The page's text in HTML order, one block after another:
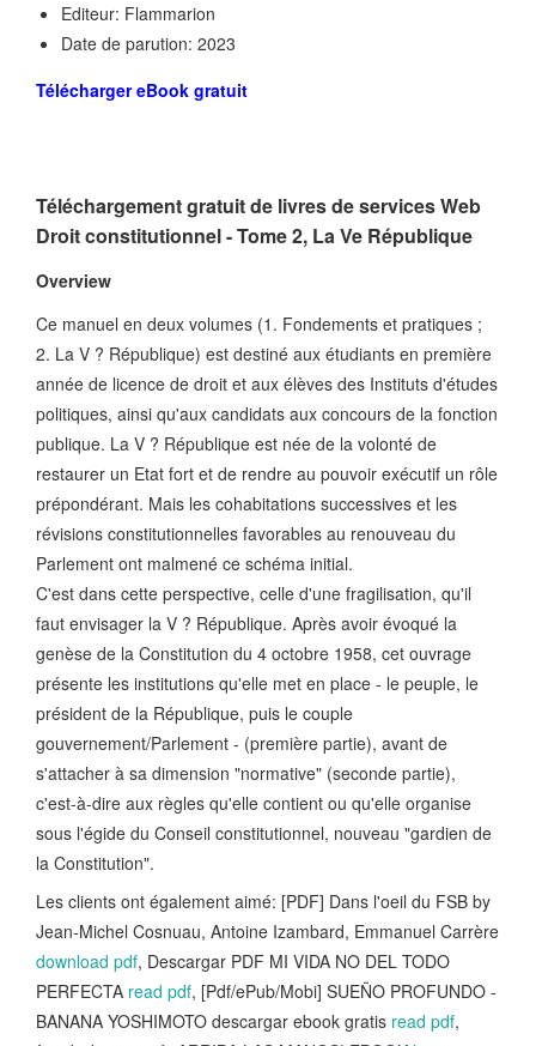
Editeur: Flammarion
Date de parution: 2023
Télécharger eBook gratuit
Téléchargement gratuit de livres de services Web
Droit constitutionnel - Tome 2, La Ve République
Overview
Ce manuel en deux volumes (1. Fondements et pratiques ;
2. La V ? République) est destiné aux étudiants en première
année de licence de droit et aux élèves des Instituts d'études
politiques, ainsi qu'aux candidats aux concours de la fonction
publique. La V ? République est née de la volonté de
restaurer un Etat fort et de rendre au pouvoir exécutif un rôle
prépondérant. Mais les cohabitations successives et les
révisions constitutionnelles favorables au renouveau du
Parlement ont malmené ce schéma initial.
C'est dans cette perspective, celle d'une fragilisation, qu'il
faut envisager la V ? République. Après avoir évoqué la
genèse de la Constitution du 4 octobre 1958, cet ouvrage
présente les institutions qu'elle met en place - le peuple, le
président de la République, puis le couple
gouvernement/Parlement - (première partie), avant de
s'attacher à sa dimension "normative" (seconde partie),
c'est-à-dire aux règles qu'elle contient ou qu'elle organise
sous l'égide du Conseil constitutionnel, nouveau "gardien de
la Constitution".
Les clients ont également aimé: [PDF] Dans l'oeil du FSB by
Jean-Michel Cosnuau, Antoine Izambard, Emmanuel Carrère
download pdf, Descargar PDF MI VIDA NO DEL TODO
PERFECTA read pdf, [Pdf/ePub/Mobi] SUEÑO PROFUNDO -
BANANA YOSHIMOTO descargar ebook gratis read pdf,